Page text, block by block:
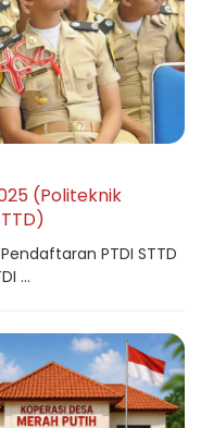
(Politeknik
PTDI STTD
...